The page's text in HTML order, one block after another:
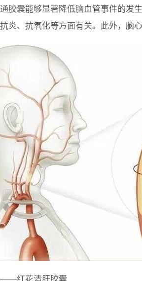
胶囊能够显著降低脑血管事件的发
炎、抗氧化等方面有关。此外，脑